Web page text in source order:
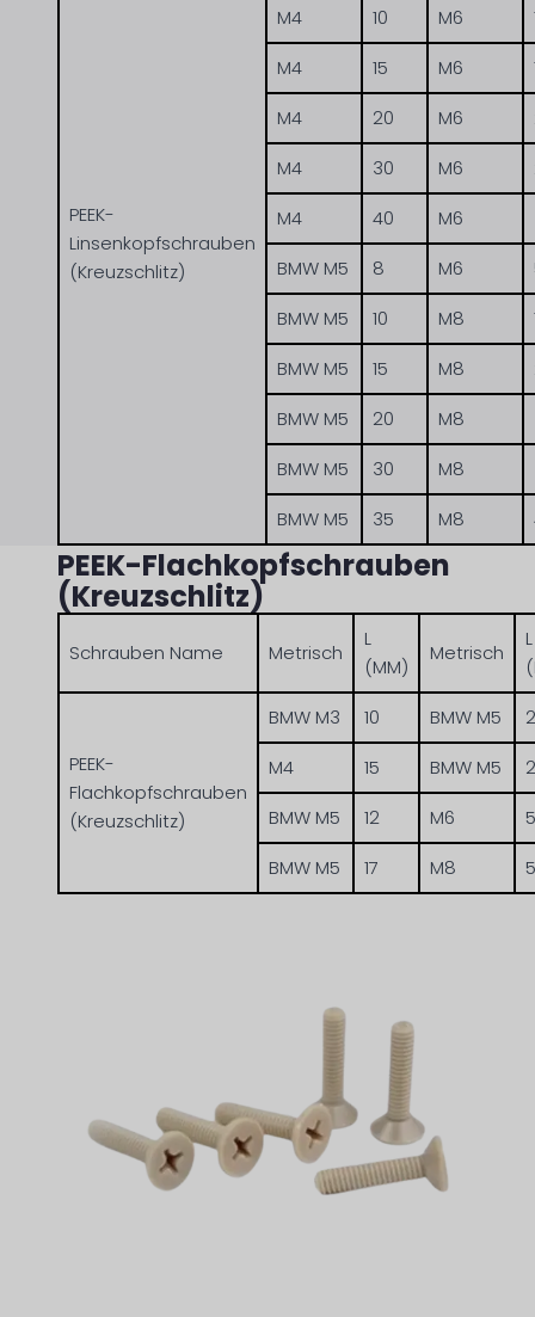
PEEK-
Linsenkopfschrauben
(Kreuzschlitz)
M4 10 M6
M4
15 M6
M4
20 M6
M4
30 M6
M4
40 M6
BMW M5
8 M6
BMW M5
10 M8
BMW M5
15 M8
BMW M5
20 M8
BMW M5
30 M8
BMW M5
35 M8
PEEK-Flachkopfschrauben
(Kreuzschlitz)
Schrauben Name Metrisch
L
(MM)
Metrisch
L
PEEK-
Flachkopfschrauben
(Kreuzschlitz)
BMW M3 10 BMW M5
M4
15 BMW M5
BMW M5
12 M6
BMW M5
17 M8